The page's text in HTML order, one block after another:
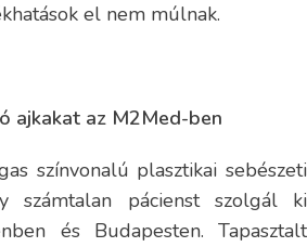
el nem múlnak.
ajkakat az M2Med-ben
színvonalú plasztikai sebészeti
számtalan pácienst szolgál ki
és Budapesten. Tapasztalt